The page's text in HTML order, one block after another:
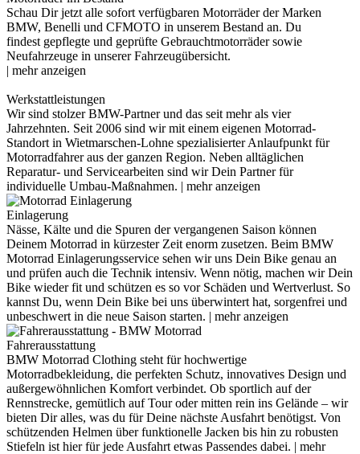
Schau Dir jetzt alle sofort verfügbaren Motorräder der Marken
BMW, Benelli und CFMOTO in unserem Bestand an. Du
findest gepflegte und geprüfte Gebrauchtmotorräder sowie
Neufahrzeuge in unserer Fahrzeugübersicht.
Werkstattleistungen
Wir sind stolzer BMW-Partner und das seit mehr als vier
Jahrzehnten. Seit 2006 sind wir mit einem eigenen Motorrad-
Standort in Wietmarschen-Lohne spezialisierter Anlaufpunkt für
Motorradfahrer aus der ganzen Region. Neben alltäglichen
Reparatur- und Servicearbeiten sind wir Dein Partner für
individuelle Umbau-Maßnahmen.
Einlagerung
Nässe, Kälte und die Spuren der vergangenen Saison können
Deinem Motorrad in kürzester Zeit enorm zusetzen. Beim BMW
Motorrad Einlagerungsservice sehen wir uns Dein Bike genau an
und prüfen auch die Technik intensiv. Wenn nötig, machen wir Dein
Bike wieder fit und schützen es so vor Schäden und Wertverlust. So
kannst Du, wenn Dein Bike bei uns überwintert hat, sorgenfrei und
unbeschwert in die neue Saison starten.
Fahrerausstattung
BMW Motorrad Clothing steht für hochwertige
Motorradbekleidung, die perfekten Schutz, innovatives Design und
außergewöhnlichen Komfort verbindet. Ob sportlich auf der
Rennstrecke, gemütlich auf Tour oder mitten rein ins Gelände – wir
bieten Dir alles, was du für Deine nächste Ausfahrt benötigst. Von
schützenden Helmen über funktionelle Jacken bis hin zu robusten
Stiefeln ist hier für jede Ausfahrt etwas Passendes dabei.